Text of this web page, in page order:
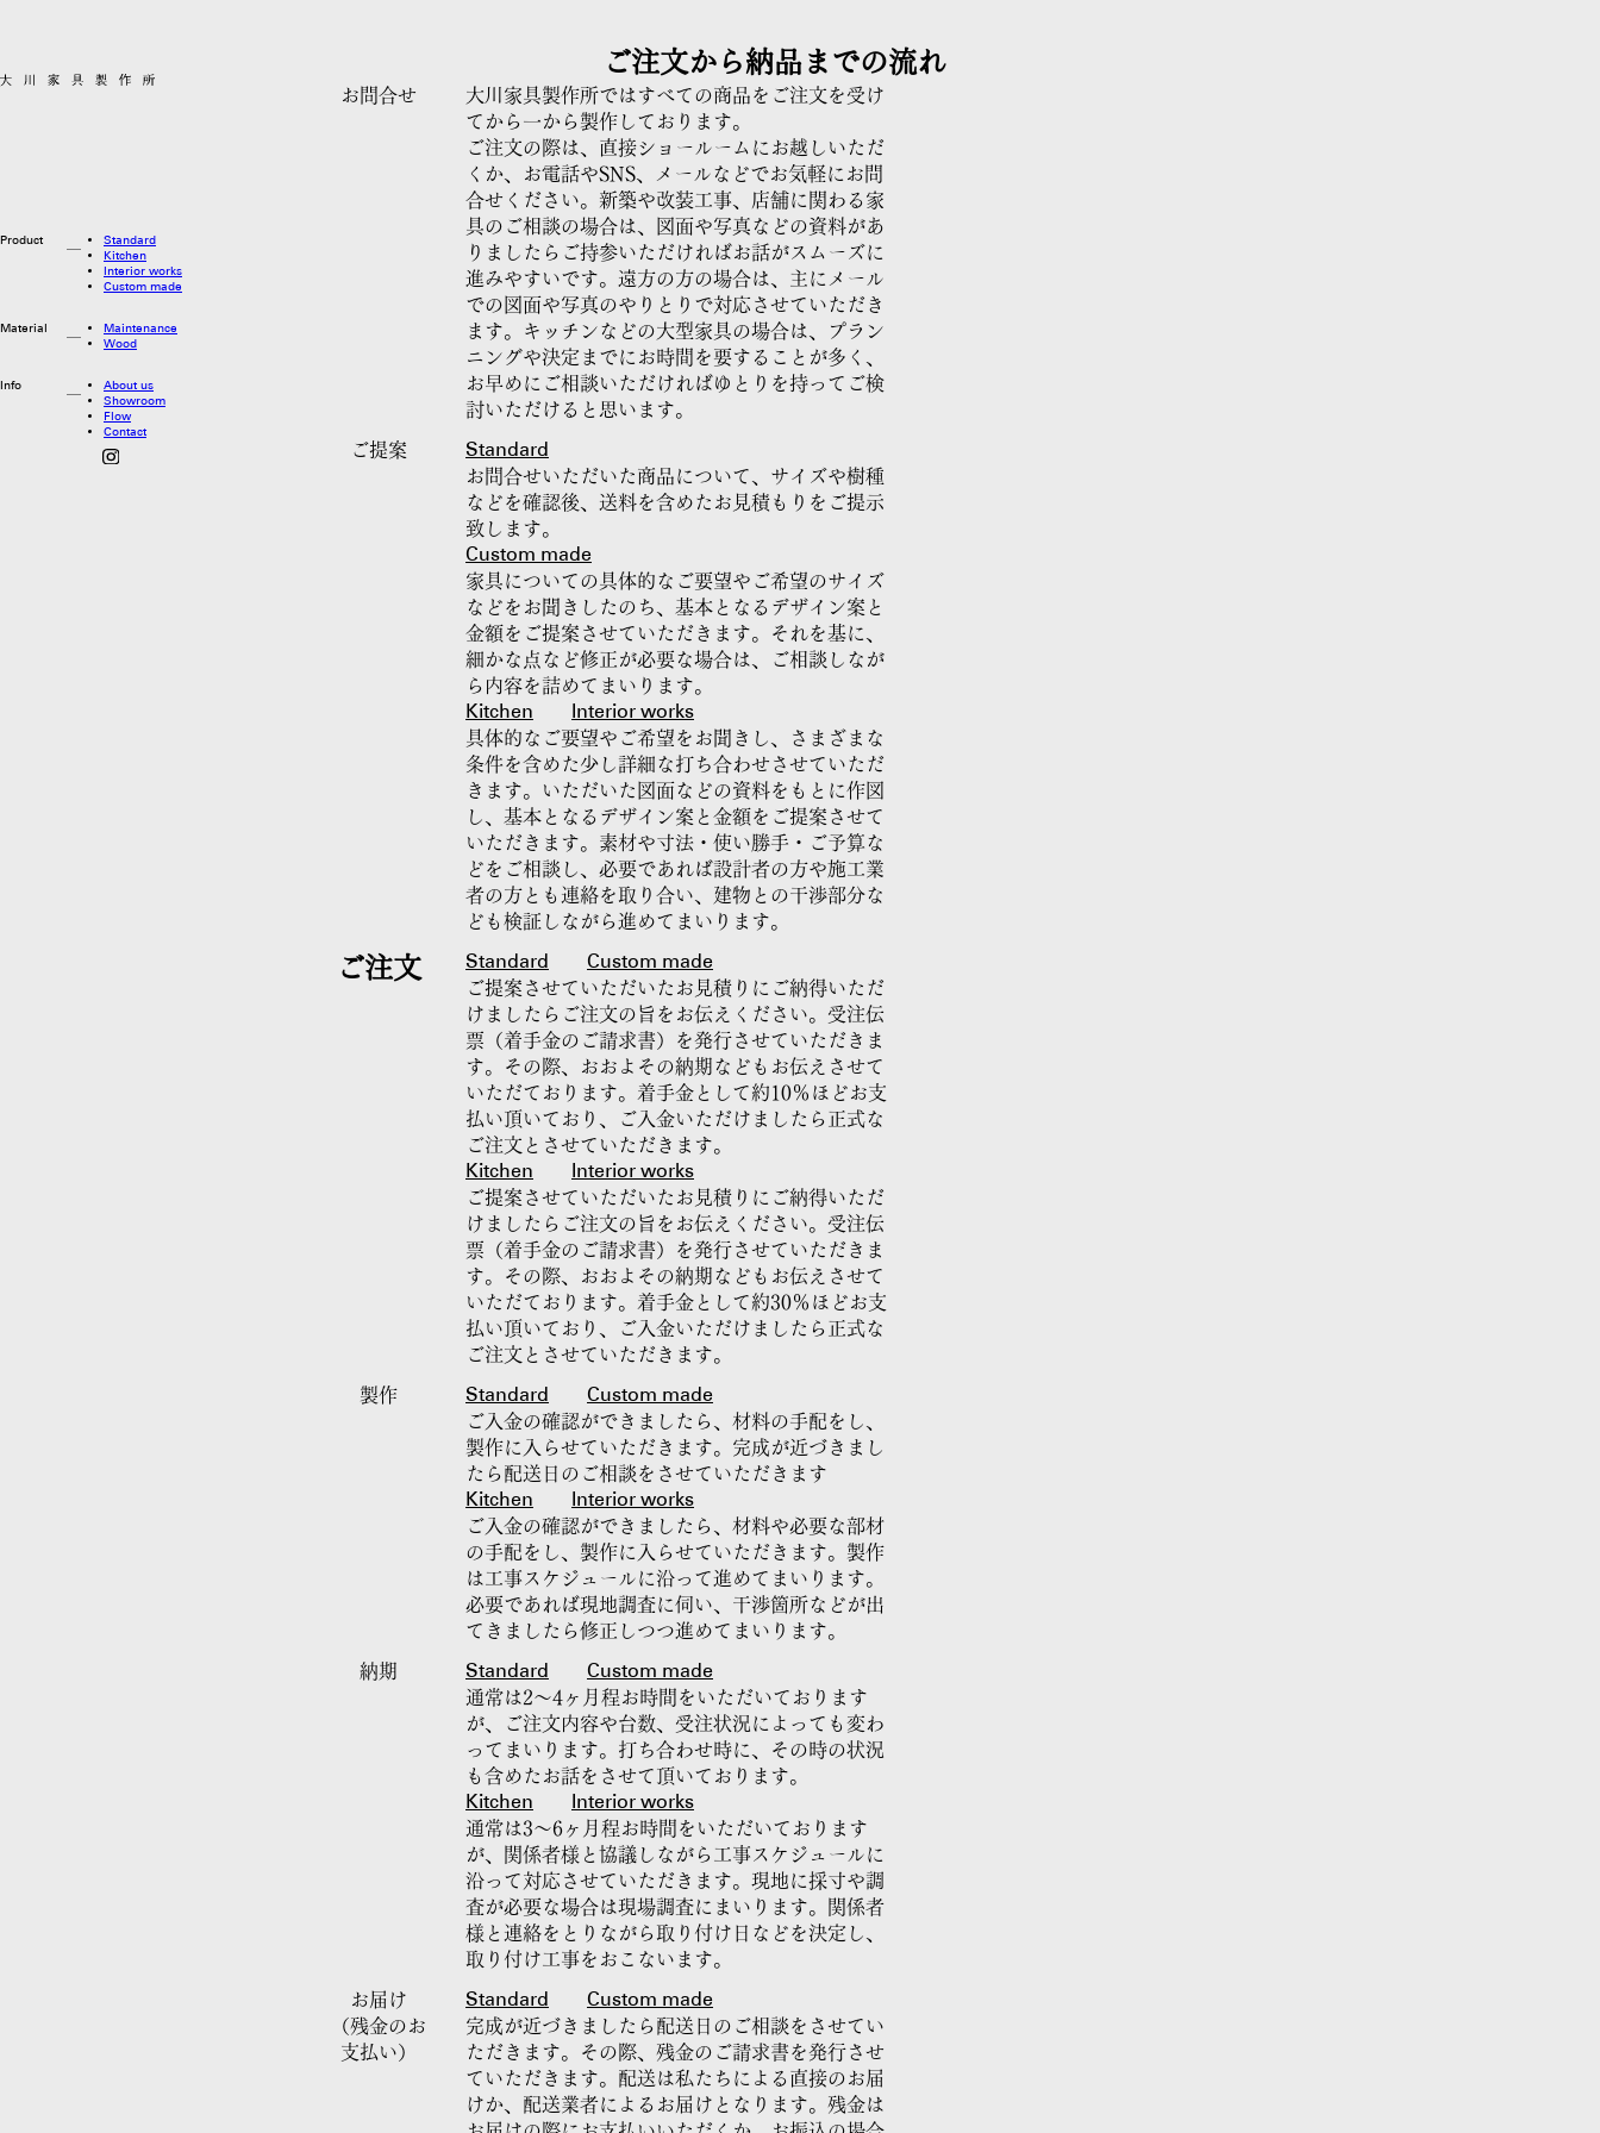
Product
Standard
Kitchen
Interior works
Custom made
Material
Maintenance
Wood
Info
About us
Showroom
Flow
Contact
ご注文から納品までの流れ
お問合せ
大川家具製作所ではすべての商品をご注文を受け
てから一から製作しております。
ご注文の際は、直接ショールームにお越しいただ
くか、お電話やSNS、メールなどでお気軽にお問
合せください。新築や改装工事、店舗に関わる家
具のご相談の場合は、図面や写真などの資料があ
りましたらご持参いただければお話がスムーズに
進みやすいです。遠方の方の場合は、主にメール
での図面や写真のやりとりで対応させていただき
ます。キッチンなどの大型家具の場合は、プラン
ニングや決定までにお時間を要することが多く、
お早めにご相談いただければゆとりを持ってご検
討いただけると思います。
ご提案 Standard
お問合せいただいた商品について、サイズや樹種
などを確認後、送料を含めたお見積もりをご提示
致します。
Custom made
家具についての具体的なご要望やご希望のサイズ
などをお聞きしたのち、基本となるデザイン案と
金額をご提案させていただきます。それを基に、
細かな点など修正が必要な場合は、ご相談しなが
ら内容を詰めてまいります。
Kitchen Interior works
具体的なご要望やご希望をお聞きし、さまざまな
条件を含めた少し詳細な打ち合わせさせていただ
きます。いただいた図面などの資料をもとに作図
し、基本となるデザイン案と金額をご提案させて
いただきます。素材や寸法・使い勝手・ご予算な
どをご相談し、必要であれば設計者の方や施工業
者の方とも連絡を取り合い、建物との干渉部分な
ども検証しながら進めてまいります。
ご注文 Standard Custom made
ご提案させていただいたお見積りにご納得いただ
けましたらご注文の旨をお伝えください。受注伝
票（着手金のご請求書）を発行させていただきま
す。その際、おおよその納期などもお伝えさせて
いただております。着手金として約10％ほどお支
払い頂いており、ご入金いただけましたら正式な
ご注文とさせていただきます。
Kitchen Interior works
ご提案させていただいたお見積りにご納得いただ
けましたらご注文の旨をお伝えください。受注伝
票（着手金のご請求書）を発行させていただきま
す。その際、おおよその納期などもお伝えさせて
いただております。着手金として約30％ほどお支
払い頂いており、ご入金いただけましたら正式な
ご注文とさせていただきます。
製作 Standard Custom made
ご入金の確認ができましたら、材料の手配をし、
製作に入らせていただきます。完成が近づきまし
たら配送日のご相談をさせていただきます
Kitchen Interior works
ご入金の確認ができましたら、材料や必要な部材
の手配をし、製作に入らせていただきます。製作
は工事スケジュールに沿って進めてまいります。
必要であれば現地調査に伺い、干渉箇所などが出
てきましたら修正しつつ進めてまいります。
納期 Standard Custom made
通常は2〜4ヶ月程お時間をいただいております
が、ご注文内容や台数、受注状況によっても変わ
ってまいります。打ち合わせ時に、その時の状況
も含めたお話をさせて頂いております。
Kitchen Interior works
通常は3〜6ヶ月程お時間をいただいております
が、関係者様と協議しながら工事スケジュールに
沿って対応させていただきます。現地に採寸や調
査が必要な場合は現場調査にまいります。関係者
様と連絡をとりながら取り付け日などを決定し、
取り付け工事をおこないます。
お届け
（残金のお
支払い）
Standard Custom made
完成が近づきましたら配送日のご相談をさせてい
ただきます。その際、残金のご請求書を発行させ
ていただきます。配送は私たちによる直接のお届
けか、配送業者によるお届けとなります。残金は